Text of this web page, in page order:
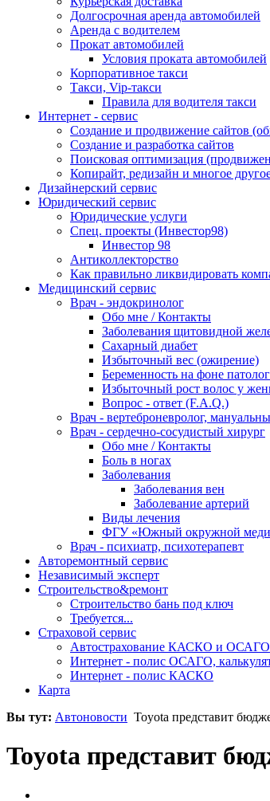
Долгосрочная аренда автомобилей
Аренда с водителем
Прокат автомобилей
Условия проката автомобилей
Корпоративное такси
Такси, Vip-такси
Правила для водителя такси
Интернет - сервис
Создание и продвижение сайтов
Создание и разработка сайтов
Поисковая оптимизация
Копирайт, редизайн и многое
Дизайнерский сервис
Юридический сервис
Юридические услуги
Спец. проекты (Инвестор98)
Инвестор 98
Антиколлекторство
Как правильно ликвидировать
Медицинский сервис
Врач - эндокринолог
Обо мне / Контакты
Заболевания щитовидной
Сахарный диабет
Избыточный вес (ожирение)
Беременность на фоне
Избыточный рост волос у
Вопрос - ответ (F.A.Q.)
Врач - вертеброневролог,
Врач - сердечно-сосудистый хирург
Обо мне / Контакты
Боль в ногах
Заболевания
Заболевания вен
Заболевание артерий
Виды лечения
ФГУ «Южный окружной
Врач - психиатр, психотерапевт
Авторемонтный сервис
Независимый эксперт
Строительство&ремонт
Строительство бань под ключ
Требуется...
Страховой сервис
Автострахование КАСКО и ОСАГО
Интернет - полис ОСАГО,
Интернет - полис КАСКО
Карта
Вы тут: Автоновости Toyota представит
Toyota представит